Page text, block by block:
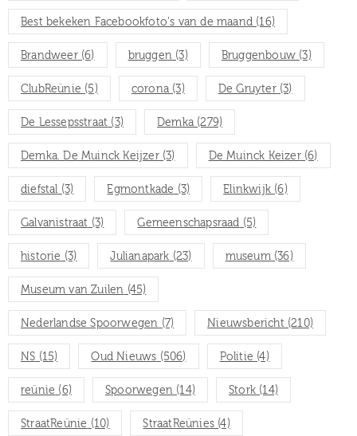
Best bekeken Facebookfoto's van de maand (16)
Brandweer(6) bruggen (3) Bruggenbouw (3)
ClubReünie (5) corona (3) De Gruyter(3)
De Lessepsstraat (3) Demka (279)
Demka. De Muinck Keijzer(3) De Muinck Keizer(6)
diefstal (3) Egmontkade (3) Elinkwijk (6)
Galvanistraat (3) Gemeenschapsraad (5)
historie (3) Julianapark (23) museum(36)
Museum van Zuilen (45)
Nederlandse Spoorwegen (7) Nieuwsbericht(210)
NS (15) Oud Nieuws (506) Politie (4)
reünie (6) Spoorwegen (14) Stork (14)
StraatReünie (10) StraatReünies (4)